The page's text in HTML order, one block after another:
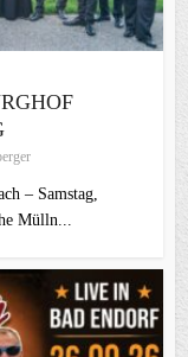
– Samstag,
Mülln...